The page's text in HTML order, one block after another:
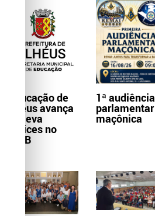
Educação de
Ilhéus avança
e eleva
índices no
IDEB
1ª audiência
parlamentar
maçônica